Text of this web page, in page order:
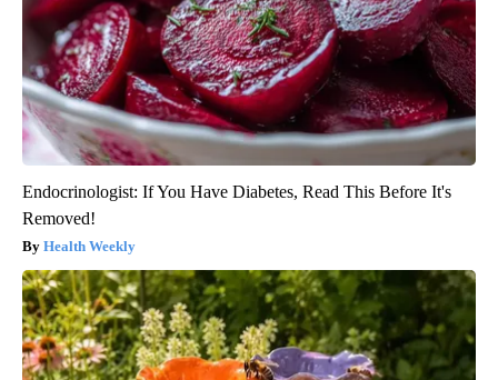
Endocrinologist: If You Have Diabetes, Read This Before It's
Removed!
Health Weekly